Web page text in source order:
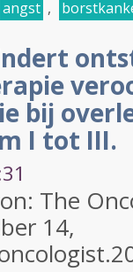
angst ,
bij
I tot III.
The
14,